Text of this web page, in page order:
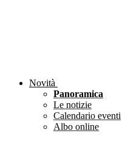
Novità
Panoramica
Le notizie
Calendario eventi
Albo online